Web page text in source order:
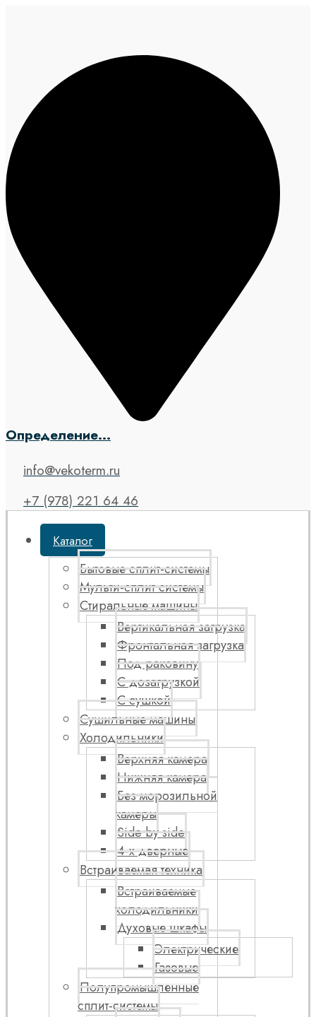
Определение...
info@vekoterm.ru
+7 (978) 221 64 46
Каталог
Бытовые сплит-системы
Мульти-сплит системы
Стиральные машины
Вертикальная загрузка
Фронтальная загрузка
Под раковину
С дозагрузкой
С сушкой
Сушильные машины
Холодильники
Верхняя камера
Нижняя камера
Без морозильной
камеры
Side by side
4-х дверные
Встраиваемая техника
Встраиваемые
холодильники
Духовые шкафы
Электрические
Газовые
Полупромышленные
сплит-системы